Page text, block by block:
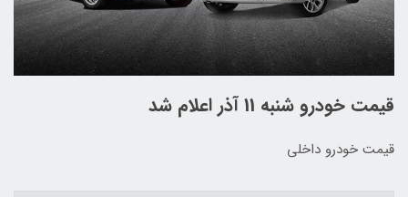
قیمت خودرو شنبه 11 آذر اعلام شد
قیمت خودرو داخلی